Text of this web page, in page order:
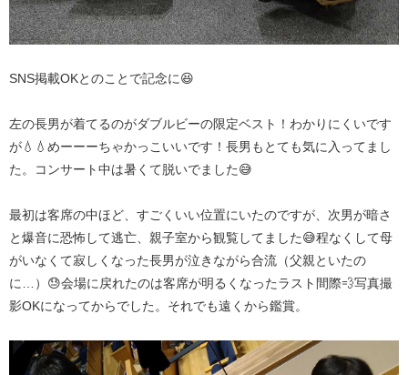
SNS掲載OKとのことで記念に😆
左の長男が着てるのがダブルビーの限定ベスト！わかりにくいです
が💧💧めーーーちゃかっこいいです！長男もとても気に入ってまし
た。コンサート中は暑くて脱いでました😅
最初は客席の中ほど、すごくいい位置にいたのですが、次男が暗さ
と爆音に恐怖して逃亡、親子室から観覧してました😅程なくして母
がいなくて寂しくなった長男が泣きながら合流（父親といたの
に…）😓会場に戻れたのは客席が明るくなったラスト間際💨写真撮
影OKになってからでした。それでも遠くから鑑賞。